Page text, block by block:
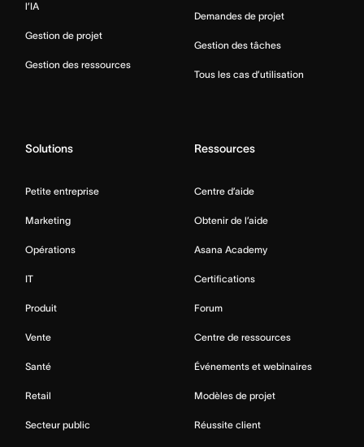
l’IA
Gestion de projet
Gestion des ressources
Demandes de projet
Gestion des tâches
Tous les cas d’utilisation
Solutions
Petite entreprise
Marketing
Opérations
IT
Produit
Vente
Santé
Retail
Secteur public
Ressources
Centre d’aide
Obtenir de l’aide
Asana Academy
Certifications
Forum
Centre de ressources
Événements et webinaires
Modèles de projet
Réussite client